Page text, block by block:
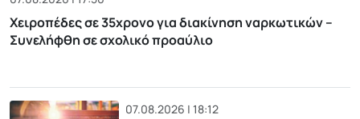
Χειροπέδες σε 35χρονο για διακίνηση ναρκωτικών –
Συνελήφθη σε σχολικό προαύλιο
07.08.2026 | 18:12